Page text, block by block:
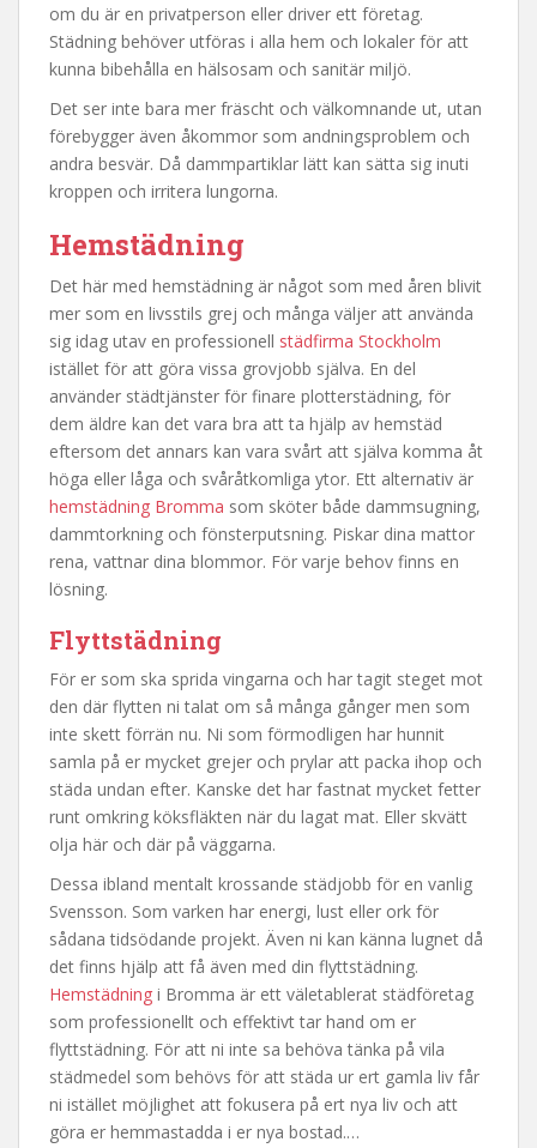
om du är en privatperson eller driver ett företag.
Städning behöver utföras i alla hem och lokaler för att
kunna bibehålla en hälsosam och sanitär miljö.
Det ser inte bara mer fräscht och välkomnande ut, utan
förebygger även åkommor som andningsproblem och
andra besvär. Då dammpartiklar lätt kan sätta sig inuti
kroppen och irritera lungorna.
Hemstädning
Det här med hemstädning är något som med åren blivit
mer som en livsstils grej och många väljer att använda
sig idag utav en professionell städfirma Stockholm
istället för att göra vissa grovjobb själva. En del
använder städtjänster för finare plotterstädning, för
dem äldre kan det vara bra att ta hjälp av hemstäd
eftersom det annars kan vara svårt att själva komma åt
höga eller låga och svåråtkomliga ytor. Ett alternativ är
hemstädning Bromma som sköter både dammsugning,
dammtorkning och fönsterputsning. Piskar dina mattor
rena, vattnar dina blommor. För varje behov finns en
lösning.
Flyttstädning
För er som ska sprida vingarna och har tagit steget mot
den där flytten ni talat om så många gånger men som
inte skett förrän nu. Ni som förmodligen har hunnit
samla på er mycket grejer och prylar att packa ihop och
städa undan efter. Kanske det har fastnat mycket fetter
runt omkring köksfläkten när du lagat mat. Eller skvätt
olja här och där på väggarna.
Dessa ibland mentalt krossande städjobb för en vanlig
Svensson. Som varken har energi, lust eller ork för
sådana tidsödande projekt. Även ni kan känna lugnet då
det finns hjälp att få även med din flyttstädning.
Hemstädning i Bromma är ett väletablerat städföretag
som professionellt och effektivt tar hand om er
flyttstädning. För att ni inte sa behöva tänka på vila
städmedel som behövs för att städa ur ert gamla liv får
ni istället möjlighet att fokusera på ert nya liv och att
göra er hemmastadda i er nya bostad.…